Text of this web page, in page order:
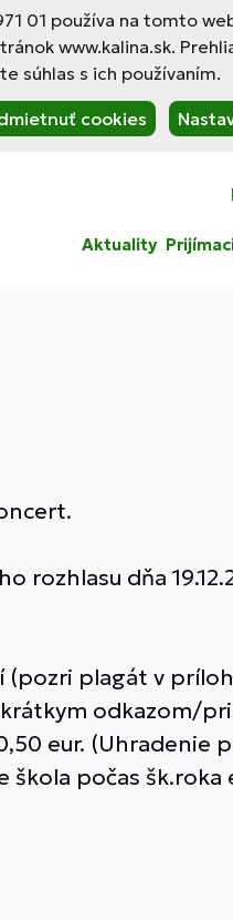
01 používa na tomto
www.kalina.sk.
súhlas s ich používaním.
cookies
Aktuality
dňa
plagát v
odkazom/
eur.
počas šk.roka